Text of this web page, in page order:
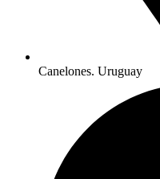
Canelones. Uruguay